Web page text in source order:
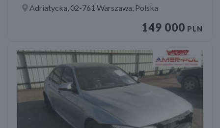
Adriatycka, 02-761 Warszawa, Polska
149 000 PLN